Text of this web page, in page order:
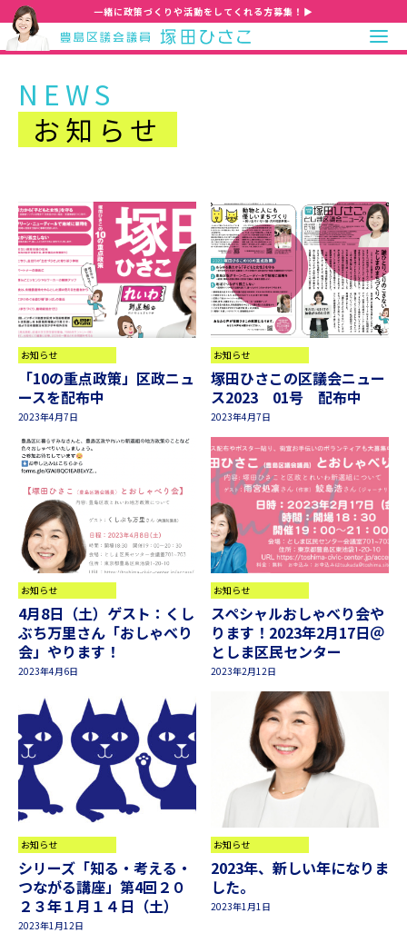
一緒に政策づくりや活動をしてくれる方募集！▶
NEWS
お知らせ
お知らせ
「10の重点政策」区政ニュ
ースを配布中
2023年4月7日
お知らせ
塚田ひさこの区議会ニュー
ス2023 01号 配布中
2023年4月7日
お知らせ
4月8日（土）ゲスト：くし
ぶち万里さん「おしゃべり
会」やります！
2023年4月6日
お知らせ
スペシャルおしゃべり会や
ります！2023年2月17日＠
としま区民センター
2023年2月12日
お知らせ
シリーズ「知る・考える・
つながる講座」第4回２０
２３年１月１４日（土）
2023年1月12日
お知らせ
2023年、新しい年になりま
した。
2023年1月1日